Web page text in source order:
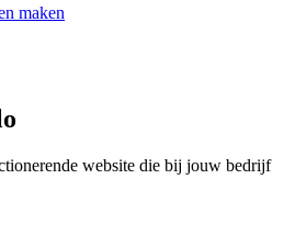
maken
website die bij jouw bedrijf